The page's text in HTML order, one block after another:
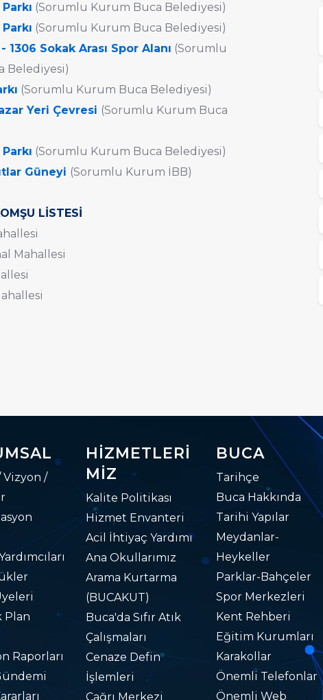
(Sorumlu Kurum Buca Belediyesi)
(Sorumlu Kurum Buca Belediyesi)
1306 Sokak Arası Spor Alanı (Sorumlu
Belediyesi)
(Sorumlu Kurum Buca Belediyesi)
Yeri Çevresi (Sorumlu Kurum Buca
(Sorumlu Kurum Buca Belediyesi)
Güneyi (Sorumlu Kurum İBB)
LİSTESİ
Mahallesi
Vizyon /
Plan
Raporları
HIZMETLERI
MIZ
Kalite Politikası
Hizmet Envanteri
Acil İhtiyaç Yardımı
Ana Okullarımız
Arama Kurtarma
(BUCAKUT)
Buca'da Sıfır Atık
Çalışmaları
Cenaze Defin
İşlemleri
Çağrı Merkezi
BUCA
Tarihçe
Buca Hakkında
Tarihi Yapılar
Meydanlar-
Heykeller
Parklar-Bahçeler
Spor Merkezleri
Kent Rehberi
Eğitim Kurumları
Karakollar
Önemli Telefonlar
Önemli Web